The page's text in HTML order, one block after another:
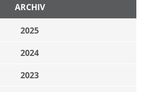
ARCHIV
2025
2024
2023